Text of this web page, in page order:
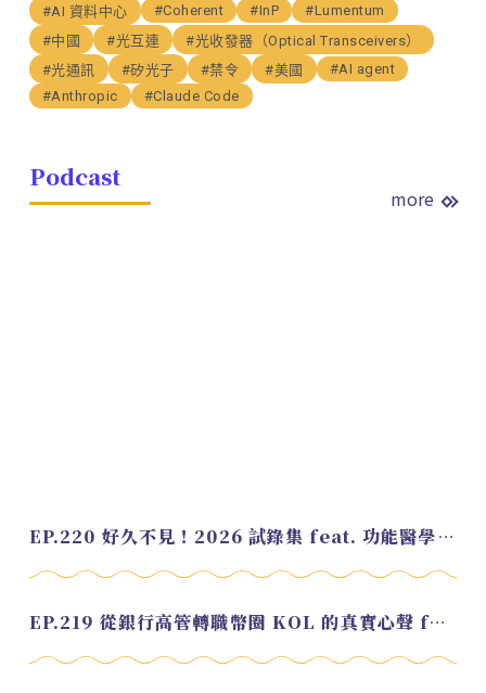
#AI 資料中心
#Coherent #InP
#Lumentum
#中國
#光互連
#光收發器（Optical Transceivers）
#光通訊
#矽光子 #禁令 #美國
#AI agent
#Anthropic
#Claude Code
Podcast
more
EP.220 好久不見！2026 試錄集 feat. 功能醫學營養師 美寶
EP.219 從銀行高管轉職幣圈 KOL 的真實心聲 feat.龜大